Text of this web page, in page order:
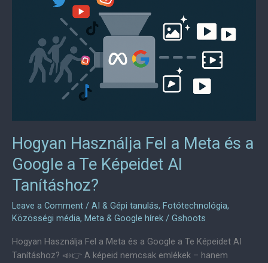
Hogyan Használja Fel a Meta és a
Google a Te Képeidet AI
Tanításhoz?
Leave a Comment / AI & Gépi tanulás, Fotótechnológia,
Közösségi média, Meta & Google hírek / Gshoots
Hogyan Használja Fel a Meta és a Google a Te Képeidet AI
Tanításhoz? 📣👉 A képeid nemcsak emlékek – hanem